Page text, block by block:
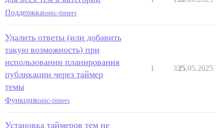
Поддержкаtopic-timers
Удалить ответы (или добавить
такую возможность) при
использовании планирования
публикации через таймер
темы
Функцияtopic-timers
1 335
25.05.2025
Установка таймеров тем не